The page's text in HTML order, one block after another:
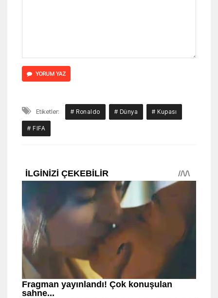
YORUM YAZ
Etiketler: # Ronaldo # Dünya # Kupası
# FIFA